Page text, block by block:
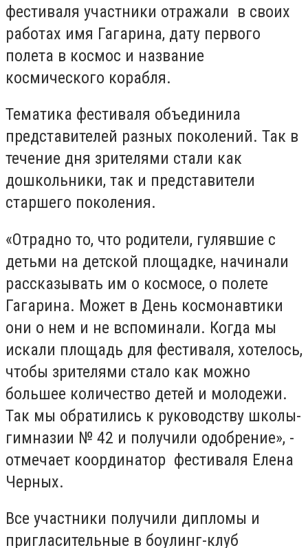
фестиваля участники отражали в своих
работах имя Гагарина, дату первого
полета в космос и название
космического корабля.
Тематика фестиваля объединила
представителей разных поколений. Так в
течение дня зрителями стали как
дошкольники, так и представители
старшего поколения.
«Отрадно то, что родители, гулявшие с
детьми на детской площадке, начинали
рассказывать им о космосе, о полете
Гагарина. Может в День космонавтики
они о нем и не вспоминали. Когда мы
искали площадь для фестиваля, хотелось,
чтобы зрителями стало как можно
большее количество детей и молодежи.
Так мы обратились к руководству школы-
гимназии № 42 и получили одобрение», -
отмечает координатор фестиваля Елена
Черных.
Все участники получили дипломы и
пригласительные в боулинг-клуб